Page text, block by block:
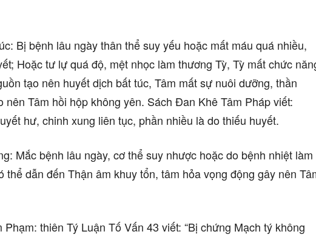
Bị bệnh lâu ngày thân thể suy yếu hoặc mất máu quá nhiều,
Hoặc tư lự quá độ, mệt nhọc làm thương Tỳ, Tỳ mất chức
tạo nên huyết dịch bất túc, Tâm mất sự nuôi dưỡng, thần
nên Tâm hồi hộp không yên. Sách Đan Khê Tâm Pháp viết:
hư, chinh xung liên tục, phần nhiều là do thiếu huyết.
Mắc bệnh lâu ngày, cơ thể suy nhược hoặc do bệnh nhiệt làm
dẫn đến Thận âm khuy tổn, tâm hỏa vọng động gây nên
thiên Tý Luận Tố Vấn 43 viết: “Bị chứng Mạch tý không